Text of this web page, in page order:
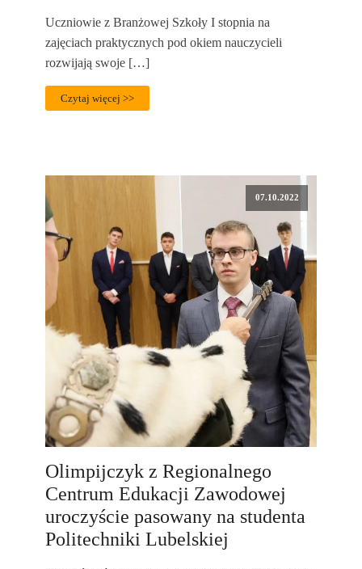
Uczniowie z Branżowej Szkoły I stopnia na
zajęciach praktycznych pod okiem nauczycieli
rozwijają swoje […]
Czytaj więcej >>
07.10.2022
Olimpijczyk z Regionalnego
Centrum Edukacji Zawodowej
uroczyście pasowany na studenta
Politechniki Lubelskiej